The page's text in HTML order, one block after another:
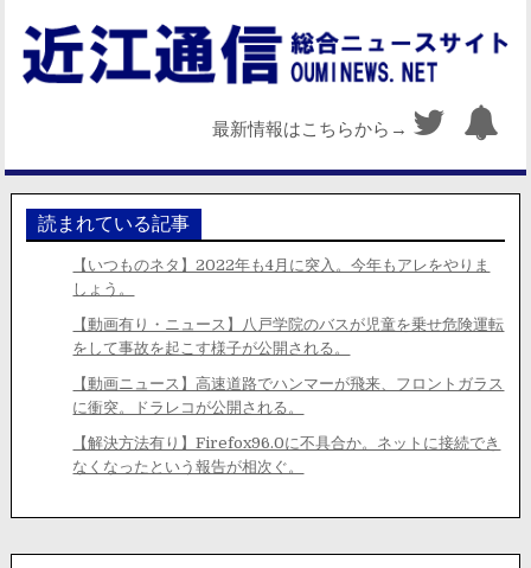
最新情報はこちらから→
読まれている記事
【いつものネタ】2022年も4月に突入。今年もアレをやりま
しょう。
【動画有り・ニュース】八戸学院のバスが児童を乗せ危険運転
をして事故を起こす様子が公開される。
【動画ニュース】高速道路でハンマーが飛来、フロントガラス
に衝突。ドラレコが公開される。
【解決方法有り】Firefox96.0に不具合か。ネットに接続でき
なくなったという報告が相次ぐ。